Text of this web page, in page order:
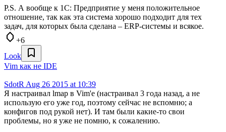
P.S. А вообще к 1С: Предприятие у меня положительное
отношение, так как эта система хорошо подходит для тех
задач, для которых была сделана – ERP-системы и всякое.
+6
Look
Vim как не IDE
SdotR Aug 26 2015 at 10:39
Я настраивал lmap в Vim'e (настраивал 3 года назад, а не
использую его уже год, поэтому сейчас не вспомню; а
конфигов под рукой нет). И там были какие-то свои
проблемы, но я уже не помню, к сожалению.